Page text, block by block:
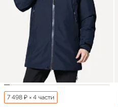
7 498 ₽ × 4 части